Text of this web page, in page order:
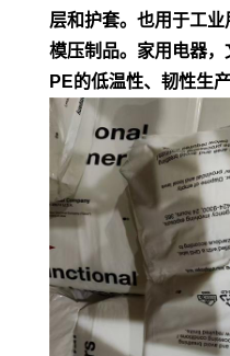
层和护套。也用于工
模压制品。家用电器
PE的低温性、韧性生